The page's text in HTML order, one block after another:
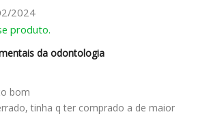
2024
produto.
da odontologia
bom
tinha q ter comprado a de maior